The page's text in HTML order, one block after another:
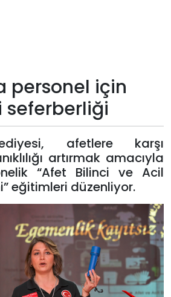
personel için
afetlere karşı
artırmak amacıyla
“Afet Bilinci ve Acil
eğitimleri düzenliyor.